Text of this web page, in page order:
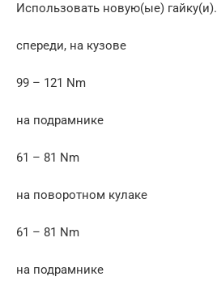
Использовать новую(ые) гайку(и).
спереди, на кузове
99 – 121 Nm
на подрамнике
61 – 81 Nm
на поворотном кулаке
61 – 81 Nm
на подрамнике